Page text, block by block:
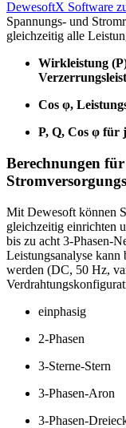
DewesoftX Software
Spannungs- und
gleichzeitig alle
Wirkleistung
Cos φ,
P, Q, Cos φ für
Berechnungen
Mit Dewesoft können
gleichzeitig einrichten
bis zu acht 3-Phasen-
Leistungsanalyse kann
werden (DC, 50 Hz,
einphasig
2-Phasen
3-Sterne-Stern
3-Phasen-Aron
3-Phasen-